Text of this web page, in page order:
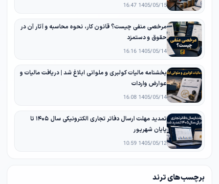
1405/05/15 16:47
مرخصی منفی چیست؟ قانون کار، نحوه محاسبه و آثار آن در
حقوق و دستمزد
1405/05/14 16:16
بخشنامه مالیات کولبری و ملوانی ابلاغ شد | دریافت مالیات و
عوارض واردات
1405/05/14 16:08
تمدید مهلت ارسال دفاتر تجاری الکترونیکی سال ۱۴۰۵ تا
پایان شهریور
1405/05/12 10:59
برچسب های ترند